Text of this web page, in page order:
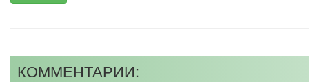
КОММЕНТАРИИ: